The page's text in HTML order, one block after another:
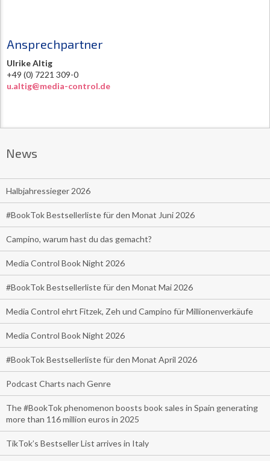
Ansprechpartner
Ulrike Altig
+49 (0) 7221 309-0
u.altig@media-control.de
News
Halbjahressieger 2026
#BookTok Bestsellerliste für den Monat Juni 2026
Campino, warum hast du das gemacht?
Media Control Book Night 2026
#BookTok Bestsellerliste für den Monat Mai 2026
Media Control ehrt Fitzek, Zeh und Campino für Millionenverkäufe
Media Control Book Night 2026
#BookTok Bestsellerliste für den Monat April 2026
Podcast Charts nach Genre
The #BookTok phenomenon boosts book sales in Spain generating
more than 116 million euros in 2025
TikTok’s Bestseller List arrives in Italy